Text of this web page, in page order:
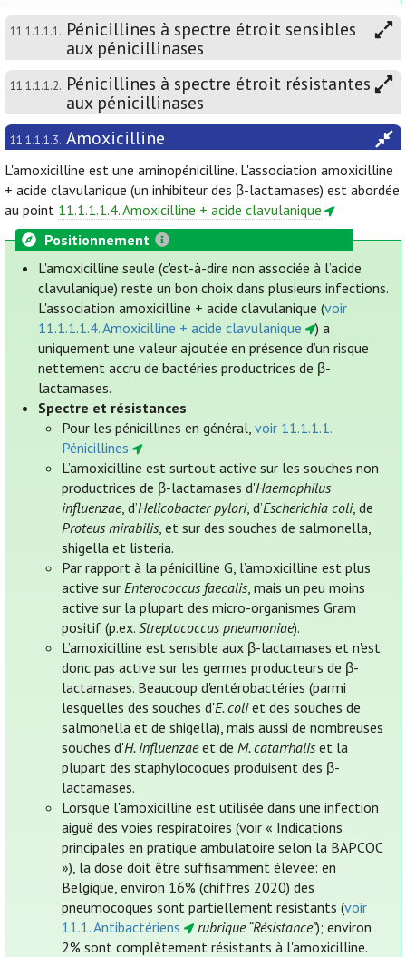
11.1.1.1.1. Pénicillines à spectre étroit sensibles
aux pénicillinases
11.1.1.1.2. Pénicillines à spectre étroit résistantes
aux pénicillinases
11.1.1.1.3. Amoxicilline
L'amoxicilline est une aminopénicilline. L'association amoxicilline
+ acide clavulanique (un inhibiteur des β-lactamases) est abordée
au point 11.1.1.1.4. Amoxicilline + acide clavulanique
Positionnement
L'amoxicilline seule (c'est-à-dire non associée à l’acide
clavulanique) reste un bon choix dans plusieurs infections.
L'association amoxicilline + acide clavulanique (voir
11.1.1.1.4. Amoxicilline + acide clavulanique
) a
uniquement une valeur ajoutée en présence d’un risque
nettement accru de bactéries productrices de β-
lactamases.
Spectre et résistances
Pour les pénicillines en général,voir 11.1.1.1.
Pénicillines
L’amoxicilline est surtout active sur les souches non
productrices de β-lactamases d'Haemophilus
influenzae, d’Helicobacter pylori, d’Escherichia coli, de
Proteus mirabilis , et sur des souches de salmonella,
shigella et listeria.
Par rapport à la pénicilline G, l’amoxicilline est plus
active sur Enterococcus faecalis , mais un peu moins
active sur la plupart des micro-organismes Gram
positif (p.ex.Streptococcus pneumoniae).
L’amoxicilline est sensible aux β-lactamases et n'est
donc pas active sur les germes producteurs de β-
lactamases. Beaucoup d'entérobactéries (parmi
lesquelles des souches d'E. coliet des souches de
salmonella et de shigella), mais aussi de nombreuses
souches d'H. influenzaeet de M. catarrhalis et la
plupart des staphylocoques produisent des β-
lactamases.
Lorsque l'amoxicilline est utilisée dans une infection
aiguë des voies respiratoires (voir « Indications
principales en pratique ambulatoire selon la BAPCOC
»), la dose doit être suffisamment élevée: en
Belgique, environ 16% (chiffres 2020) des
pneumocoques sont partiellement résistants (voir
11.1. Antibactériens
rubrique “Résistance”); environ
2% sont complètement résistants à l'amoxicilline.